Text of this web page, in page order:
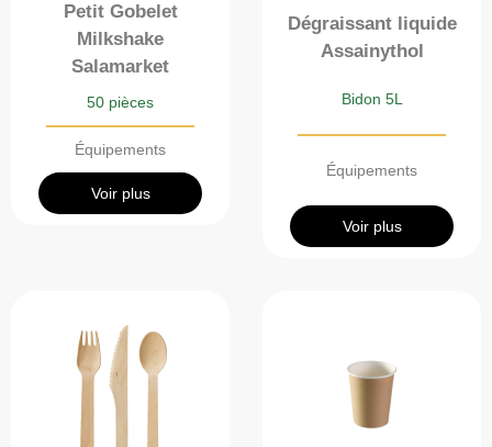
Petit Gobelet
Milkshake
Salamarket
50 pièces
Équipements
Voir plus
Dégraissant liquide
Assainythol
Bidon 5L
Équipements
Voir plus